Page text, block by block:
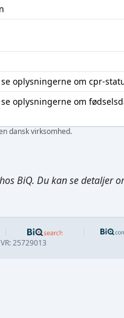
oplysningerne om cpr-
oplysningerne om
dansk virksomhed.
BiQ. Du kan se detaljer
25729013